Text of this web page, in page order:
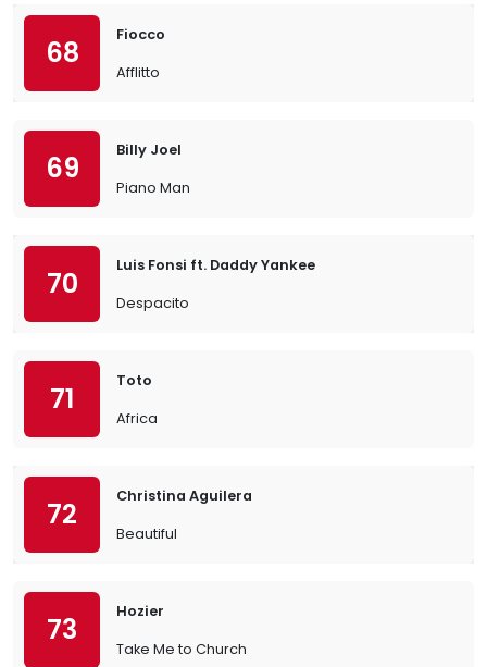
68
Fiocco
Afflitto
69
Billy Joel
Piano Man
70
Luis Fonsi ft. Daddy Yankee
Despacito
71
Toto
Africa
72
Christina Aguilera
Beautiful
73
Hozier
Take Me to Church